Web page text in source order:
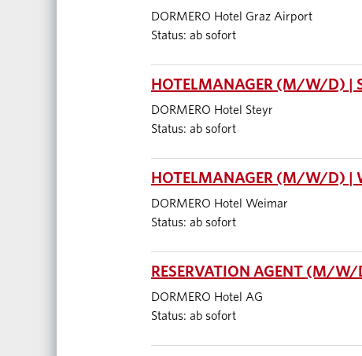
DORMERO Hotel Graz Airport
Status: ab sofort
HOTELMANAGER (M/W/D) |
DORMERO Hotel Steyr
Status: ab sofort
HOTELMANAGER (M/W/D) |
DORMERO Hotel Weimar
Status: ab sofort
RESERVATION AGENT (M/W/
DORMERO Hotel AG
Status: ab sofort